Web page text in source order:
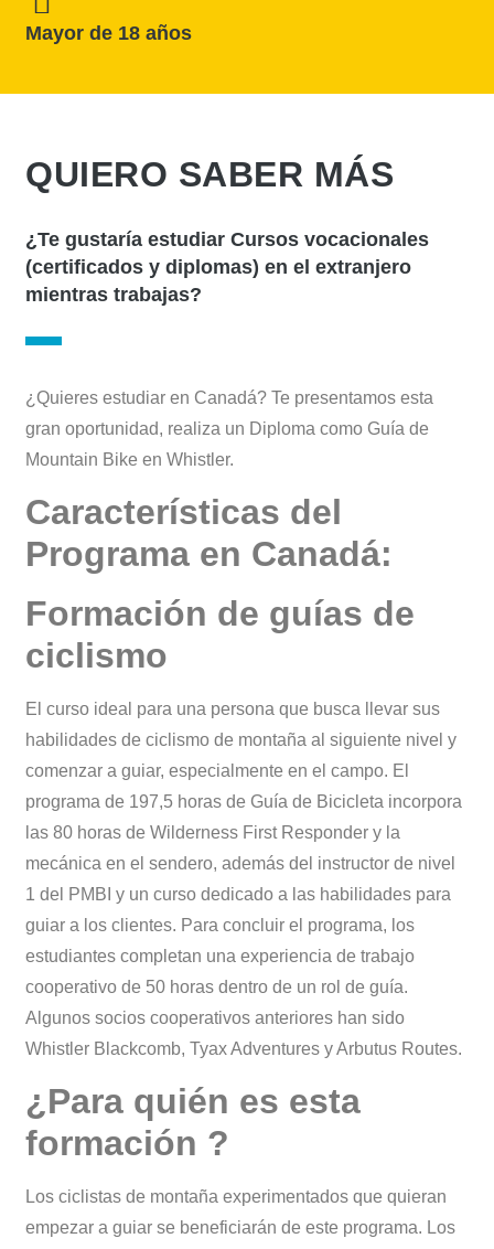
Mayor de 18 años
QUIERO SABER MÁS
¿Te gustaría estudiar Cursos vocacionales
(certificados y diplomas) en el extranjero
mientras trabajas?
¿Quieres estudiar en Canadá? Te presentamos esta
gran oportunidad, realiza un Diploma como Guía de
Mountain Bike en Whistler.
Características del
Programa en Canadá:
Formación de guías de
ciclismo
El curso ideal para una persona que busca llevar sus
habilidades de ciclismo de montaña al siguiente nivel y
comenzar a guiar, especialmente en el campo. El
programa de 197,5 horas de Guía de Bicicleta incorpora
las 80 horas de Wilderness First Responder y la
mecánica en el sendero, además del instructor de nivel
1 del PMBI y un curso dedicado a las habilidades para
guiar a los clientes. Para concluir el programa, los
estudiantes completan una experiencia de trabajo
cooperativo de 50 horas dentro de un rol de guía.
Algunos socios cooperativos anteriores han sido
Whistler Blackcomb, Tyax Adventures y Arbutus Routes.
¿Para quién es esta
formación ?
Los ciclistas de montaña experimentados que quieran
empezar a guiar se beneficiarán de este programa. Los